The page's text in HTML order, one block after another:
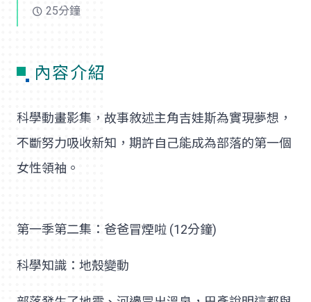
25分鐘
內容介紹
科學動畫影集，故事敘述主角吉娃斯為實現夢想，
不斷努力吸收新知，期許自己能成為部落的第一個
女性領袖。
第一季第二集：爸爸冒煙啦 (12分鐘)
科學知識：地殼變動